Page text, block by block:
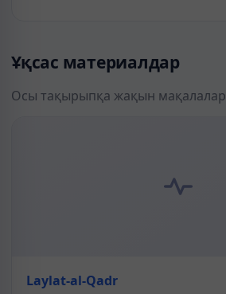
Ұқсас материалдар
Осы тақырыпқа жақын мақалалар
Laylat-al-Qadr